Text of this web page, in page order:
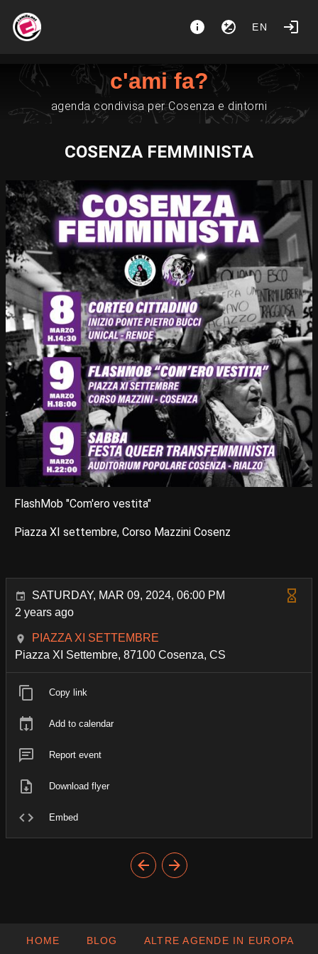
EN
c'ami fa?
agenda condivisa per Cosenza e dintorni
COSENZA FEMMINISTA
FlashMob "Com'ero vestita"
Piazza XI settembre, Corso Mazzini Cosenz
SATURDAY, MAR 09, 2024, 06:00 PM
2 years ago
PIAZZA XI SETTEMBRE
Piazza XI Settembre, 87100 Cosenza, CS
Copy link
Add to calendar
Report event
Download flyer
Embed
HOME BLOG ALTRE AGENDE IN EUROPA